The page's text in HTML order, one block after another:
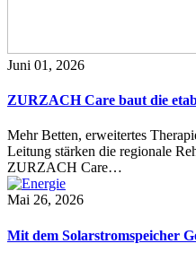
Juni 01, 2026
ZURZACH Care baut die
Mehr Betten, erweitertes
Leitung stärken die regionale
ZURZACH Care…
Mai 26, 2026
Mit dem Solarstromspeicher